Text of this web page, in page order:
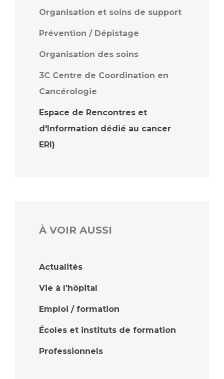
Organisation et soins de support
Prévention / Dépistage
Organisation des soins
3C Centre de Coordination en
Cancérologie
Espace de Rencontres et
d'Information dédié au cancer
ERI)
À VOIR AUSSI
Actualités
Vie à l'hôpital
Emploi / formation
Écoles et instituts de formation
Professionnels